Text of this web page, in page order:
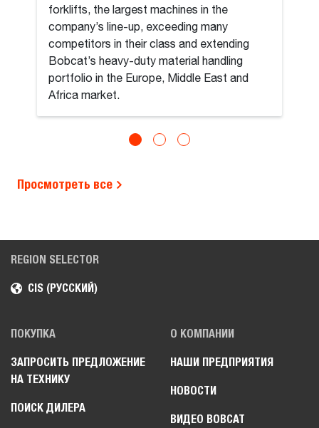
forklifts, the largest machines in the
company’s line-up, exceeding many
competitors in their class and extending
Bobcat’s heavy-duty material handling
portfolio in the Europe, Middle East and
Africa market.
Просмотреть все
REGION SELECTOR
CIS (РУССКИЙ)
ПОКУПКА
ЗАПРОСИТЬ ПРЕДЛОЖЕНИЕ
НА ТЕХНИКУ
ПОИСК ДИЛЕРА
О КОМПАНИИ
НАШИ ПРЕДПРИЯТИЯ
НОВОСТИ
ВИДЕО BOBCAT